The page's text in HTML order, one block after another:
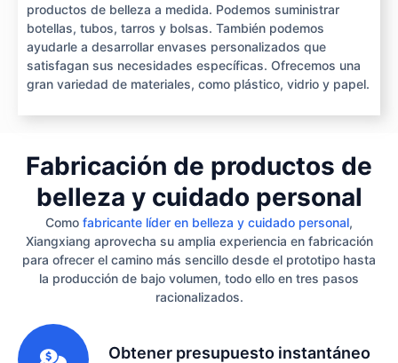
productos de belleza a medida. Podemos suministrar
botellas, tubos, tarros y bolsas. También podemos
ayudarle a desarrollar envases personalizados que
satisfagan sus necesidades específicas. Ofrecemos una
gran variedad de materiales, como plástico, vidrio y papel.
Fabricación de productos de
belleza y cuidado personal
Como fabricante líder en belleza y cuidado personal,
Xiangxiang aprovecha su amplia experiencia en fabricación
para ofrecer el camino más sencillo desde el prototipo hasta
la producción de bajo volumen, todo ello en tres pasos
racionalizados.
Obtener presupuesto instantáneo